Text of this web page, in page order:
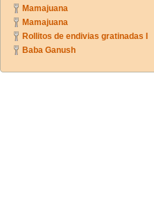
Mamajuana
Mamajuana
Rollitos de endivias gratinadas I
Baba Ganush